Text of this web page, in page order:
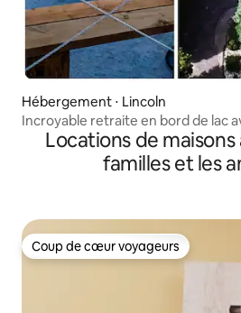
Hébergement ⋅ Lincoln
Incroyable retraite en bord de lac
incroyables !
Locations de
familles et les
Coup de cœur voyageurs
Coup de cœur voyageurs